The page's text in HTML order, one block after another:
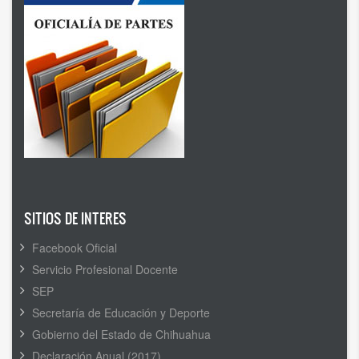
SITIOS DE INTERES
Facebook Oficial
Servicio Profesional Docente
SEP
Secretaría de Educación y Deporte
Gobierno del Estado de Chihuahua